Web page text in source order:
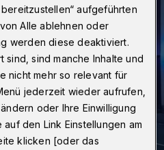
aufgeführten
Alle ablehnen oder
werden diese deaktiviert.
sind manche Inhalte und
nicht mehr so relevant für
jederzeit wieder aufrufen,
oder Ihre Einwilligung
den Link Einstellungen am
klicken [oder das